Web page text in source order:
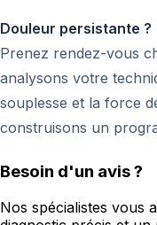
Douleur persistante ?
Prenez rendez-vous
analysons votre
souplesse et la force
construisons un
Besoin d'un avis ?
Nos spécialistes vous